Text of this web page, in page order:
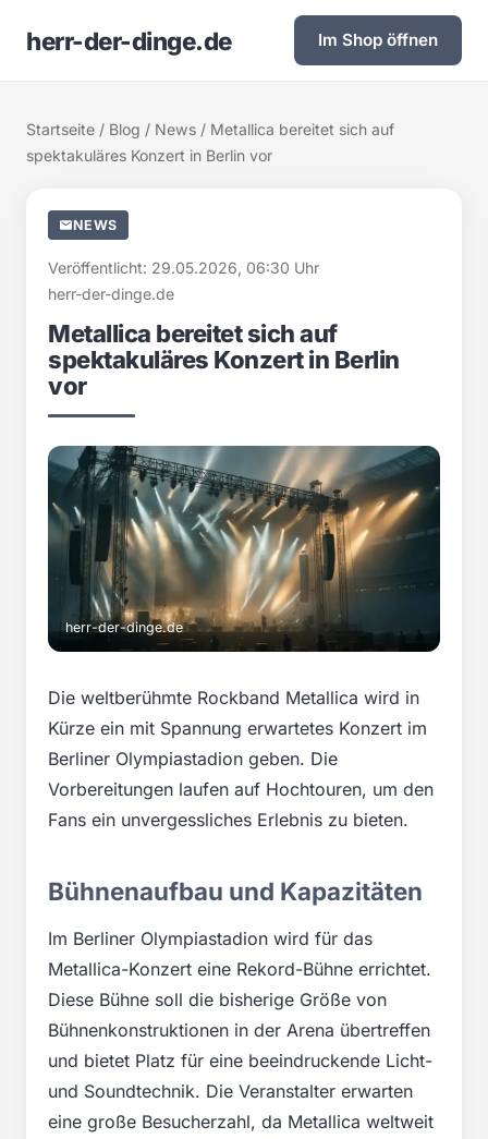
herr-der-dinge.de Im Shop öffnen
Startseite / Blog / News / Metallica bereitet sich auf
spektakuläres Konzert in Berlin vor
NEWS
Veröffentlicht: 29.05.2026, 06:30 Uhr
herr-der-dinge.de
Metallica bereitet sich auf
spektakuläres Konzert in Berlin
vor
herr-der-dinge.de
Die weltberühmte Rockband Metallica wird in
Kürze ein mit Spannung erwartetes Konzert im
Berliner Olympiastadion geben. Die
Vorbereitungen laufen auf Hochtouren, um den
Fans ein unvergessliches Erlebnis zu bieten.
Bühnenaufbau und Kapazitäten
Im Berliner Olympiastadion wird für das
Metallica-Konzert eine Rekord-Bühne errichtet.
Diese Bühne soll die bisherige Größe von
Bühnenkonstruktionen in der Arena übertreffen
und bietet Platz für eine beeindruckende Licht-
und Soundtechnik. Die Veranstalter erwarten
eine große Besucherzahl, da Metallica weltweit